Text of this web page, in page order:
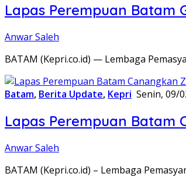
Lapas Perempuan Batam
Anwar Saleh
BATAM (Kepri.co.id) — Lembaga
Batam, Berita Update, Kepri Senin, 09/
Lapas Perempuan Batam
Anwar Saleh
BATAM (Kepri.co.id) – Lembaga